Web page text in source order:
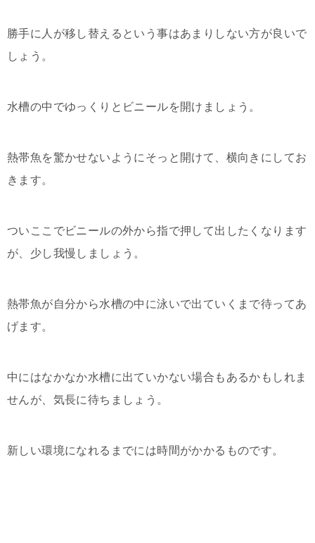
勝手に人が移し替えるという事はあまりしない方が良いで
しょう。
水槽の中でゆっくりとビニールを開けましょう。
熱帯魚を驚かせないようにそっと開けて、横向きにしてお
きます。
ついここでビニールの外から指で押して出したくなります
が、少し我慢しましょう。
熱帯魚が自分から水槽の中に泳いで出ていくまで待ってあ
げます。
中にはなかなか水槽に出ていかない場合もあるかもしれま
せんが、気長に待ちましょう。
新しい環境になれるまでには時間がかかるものです。